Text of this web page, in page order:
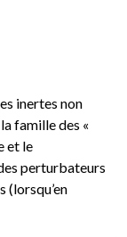
inertes non
famille des «
et le
perturbateurs
(lorsqu’en